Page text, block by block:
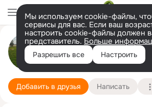
Мы используем cookie-файлы,
сервисы для вас. Если ваш
настроить cookie-файлы должен
представитель. Больше
Разрешить все Настроить
Евгений Гофман
г. Анапа 16 июля
Добавить в друзья Написать